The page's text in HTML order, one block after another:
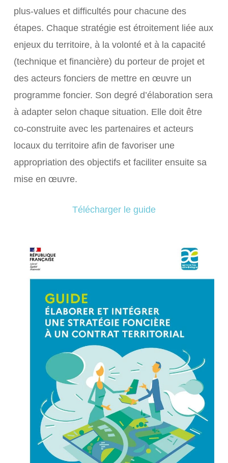
plus-values et difficultés pour chacune des
étapes. Chaque stratégie est étroitement liée aux
enjeux du territoire, à la volonté et à la capacité
(technique et financière) du porteur de projet et
des acteurs fonciers de mettre en œuvre un
programme foncier. Son degré d’élaboration sera
à adapter selon chaque situation. Elle doit être
co-construite avec les partenaires et acteurs
locaux du territoire afin de favoriser une
appropriation des objectifs et faciliter ensuite sa
mise en œuvre.
Télécharger le guide